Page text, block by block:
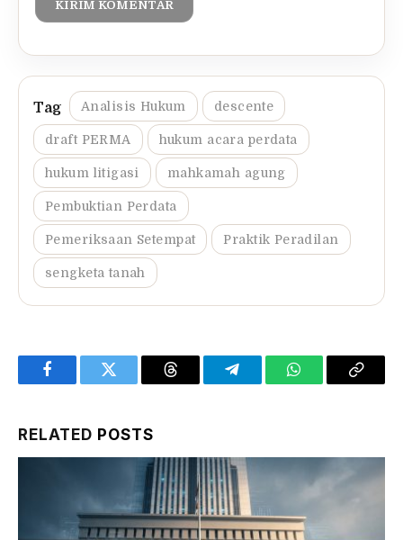
Analisis Hukum descente
draft PERMA hukum acara perdata
hukum litigasi mahkamah agung
Pembuktian Perdata
Pemeriksaan Setempat Praktik Peradilan
sengketa tanah
FacebookTwitter Threads TelegramWhatsAppCopy
RELATED POSTS